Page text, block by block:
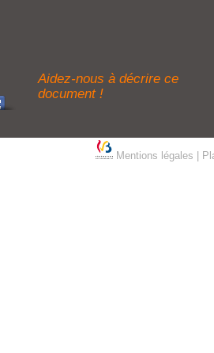
Aidez-nous à décrire ce
document !
Mentions légales